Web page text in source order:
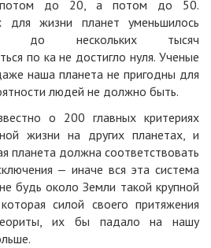
потом до 20, а потом до 50.
для жизни планет уменьшилось
— до нескольких тысяч
по ка не достигло нуля. Ученые
наша планета не пригодны для
людей не должно быть.
о 200 главных критериях
жизни на других планетах, и
планета должна соответствовать
— иначе вся эта система
будь около Земли такой крупной
силой своего притяжения
их бы падало на нашу